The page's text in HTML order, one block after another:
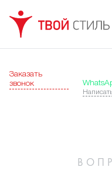
Заказать
звонок